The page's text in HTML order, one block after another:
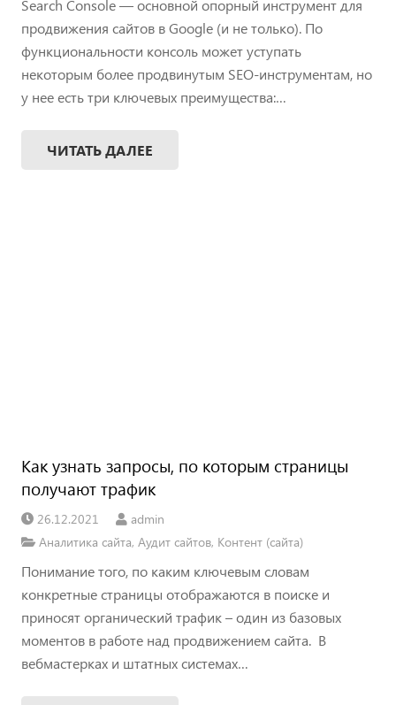
Search Console — основной опорный инструмент для
продвижения сайтов в Google (и не только). По
функциональности консоль может уступать
некоторым более продвинутым SEO-инструментам, но
у нее есть три ключевых преимущества:…
ЧИТАТЬ ДАЛЕЕ
Как узнать запросы, по которым страницы
получают трафик
26.12.2021
admin
Аналитика сайта, Аудит сайтов, Контент (сайта)
Понимание того, по каким ключевым словам
конкретные страницы отображаются в поиске и
приносят органический трафик – один из базовых
моментов в работе над продвижением сайта. В
вебмастерках и штатных системах…